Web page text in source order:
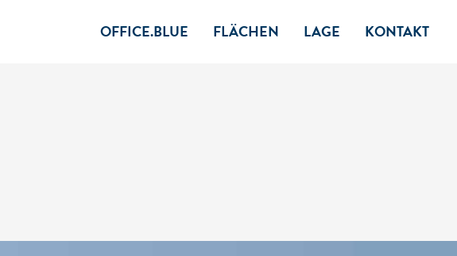
OFFICE.BLUE FLÄCHEN LAGE KONTAKT